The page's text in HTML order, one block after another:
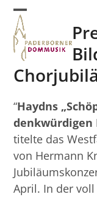
Skip
content
Open
mobile
menu
Close
mobile
menu
“Haydns
denkwürdigen
titelte das
von Hermann
April. In der